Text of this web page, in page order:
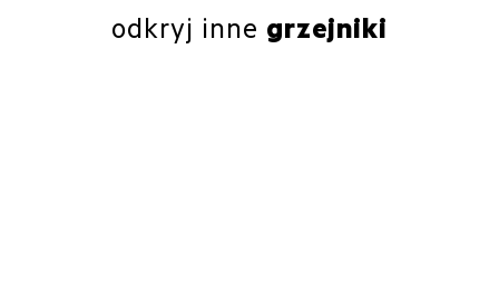
odkryj inne grzejniki